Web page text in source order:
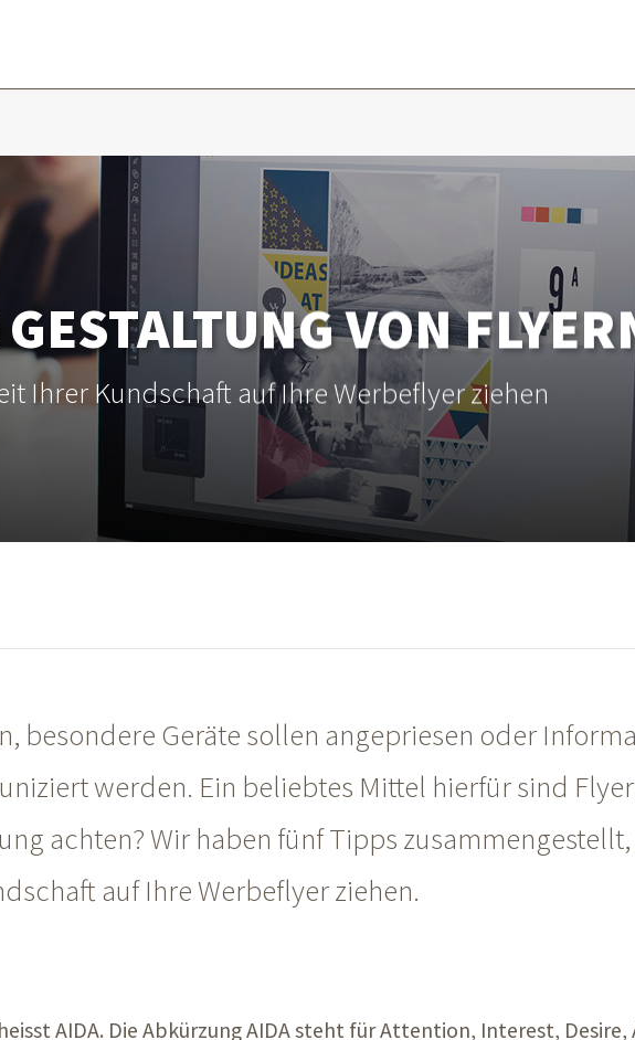
VON
Ihrer Kundschaft auf Ihre Werbeflyer ziehen
besondere Geräte sollen angepriesen oder
werden. Ein beliebtes Mittel hierfür sind
achten? Wir haben fünf Tipps
auf Ihre Werbeflyer ziehen.
AIDA. Die Abkürzung AIDA steht für Attention, Interest, Desire,